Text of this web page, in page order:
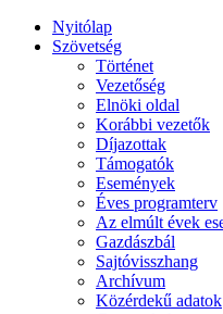
Nyitólap
Szövetség
Történet
Vezetőség
Elnöki oldal
Korábbi vezetők
Díjazottak
Támogatók
Események
Éves programterv
Az elmúlt évek
Gazdászbál
Sajtóvisszhang
Archívum
Közérdekű adatok